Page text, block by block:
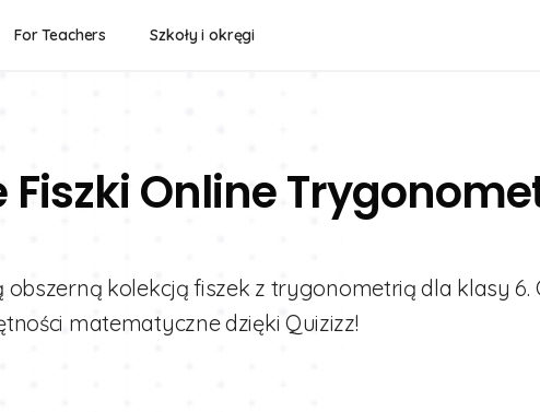
For Teachers Szkoły i okręgi
Online
obszerną kolekcją fiszek z trygonometrią dla klasy 6.
matematyczne dzięki Quizizz!